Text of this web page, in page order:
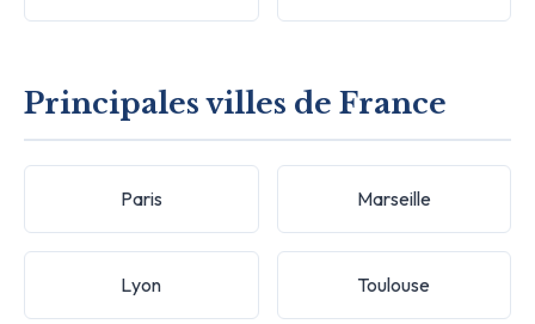
Principales villes de France
Paris Marseille
Lyon Toulouse